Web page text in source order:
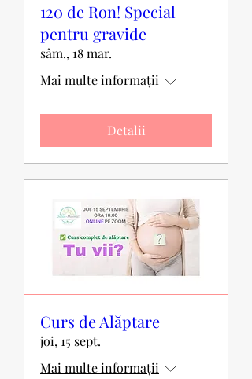
120 de Ron! Special
pentru gravide
sâm., 18 mar.
Mai multe informații
Detalii
Curs de Alăptare
joi, 15 sept.
Mai multe informații